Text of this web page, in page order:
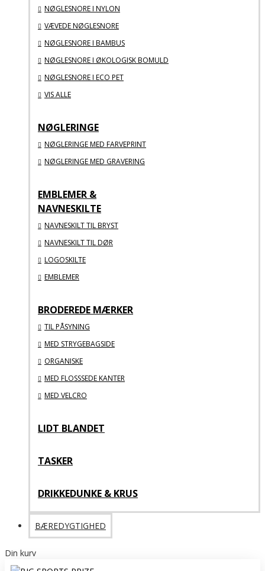
NØGLESNORE I NYLON
VÆVEDE NØGLESNORE
NØGLESNORE I BAMBUS
NØGLESNORE I ØKOLOGISK BOMULD
NØGLESNORE I ECO PET
VIS ALLE
NØGLERINGE
NØGLERINGE MED FARVEPRINT
NØGLERINGE MED GRAVERING
EMBLEMER &
NAVNESKILTE
NAVNESKILT TIL BRYST
NAVNESKILT TIL DØR
LOGOSKILTE
EMBLEMER
BRODEREDE MÆRKER
TIL PÅSYNING
MED STRYGEBAGSIDE
ORGANISKE
MED FLOSSSEDE KANTER
MED VELCRO
LIDT BLANDET
TASKER
DRIKKEDUNKE & KRUS
BÆREDYGTIGHED
Din kurv